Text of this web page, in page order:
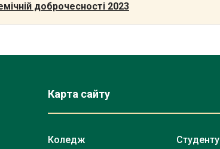
доброчесності 2023
Карта сайту
Коледж Студенту